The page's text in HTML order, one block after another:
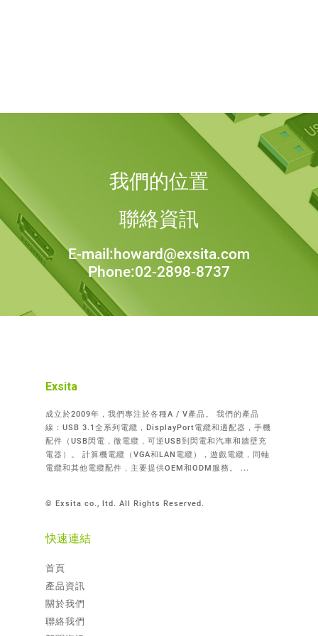
我們的位置
聯絡資訊
E-mail:howard@exsita.com
Phone:02-2898-8737
Exsita
成立於2009年，我們專注於各種A / V產品。 我們的產品
線：USB 3.1全系列電纜，DisplayPort電纜和適配器，手機
配件（USB閃電，微電纜，可逆USB到閃電和汽車和牆壁充
電器）。 計算機電纜（VGA和LAN電纜），遊戲電纜，同軸
電纜和其他電纜配件，主要提供OEM和ODM服務。 ...
© Exsita co., ltd. All Rights Reserved.
快速連結
首頁
產品資訊
關於我們
聯絡我們